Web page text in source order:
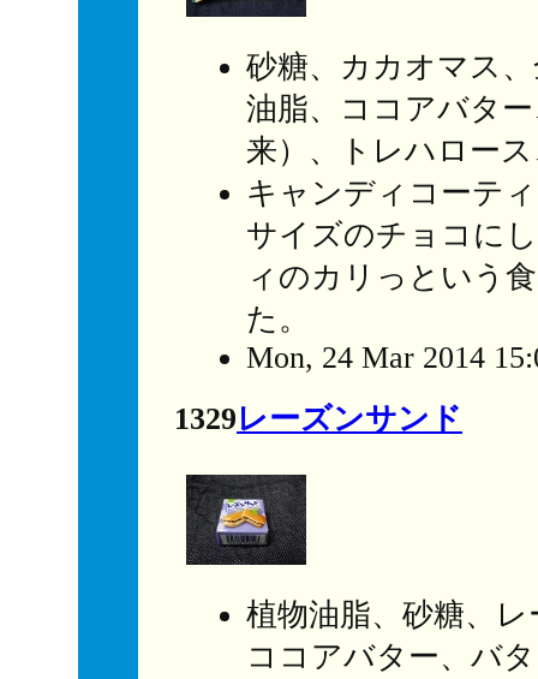
砂糖、カカオマス
油脂、ココアバタ
来）、トレハロー
キャンディコーテ
サイズのチョコに
ィのカリっという
た。
Mon, 24 Mar 2014
1329レーズンサンド
植物油脂、砂糖、
ココアバター、バ